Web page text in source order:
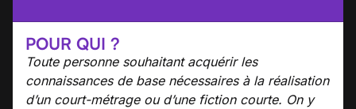
POUR QUI ?
Toute personne souhaitant acquérir les
connaissances de base nécessaires à la réalisation
d’un court-métrage ou d’une fiction courte. On y